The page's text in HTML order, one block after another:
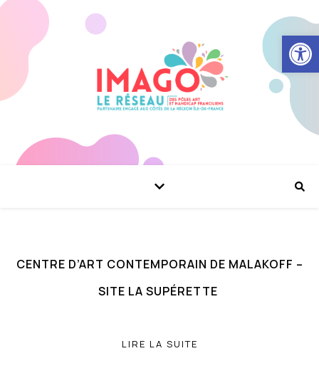
Ouvrir
CENTRE D’ART CONTEMPORAIN DE MALAKOFF –
SITE LA SUPÉRETTE
LIRE LA SUITE